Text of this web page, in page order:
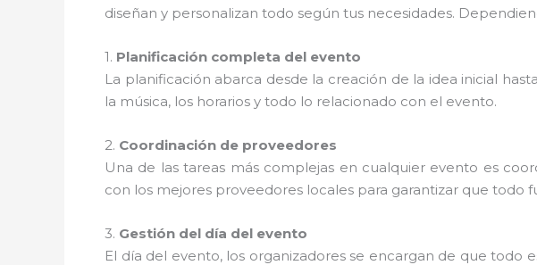
diseñan y personalizan todo según tus necesidades.
1. Planificación completa del evento
La planificación abarca desde la creación de la idea inicial
la música, los horarios y todo lo relacionado con el evento.
2. Coordinación de proveedores
Una de las tareas más complejas en cualquier evento es
con los mejores proveedores locales para garantizar que todo
3. Gestión del día del evento
El día del evento, los organizadores se encargan de que